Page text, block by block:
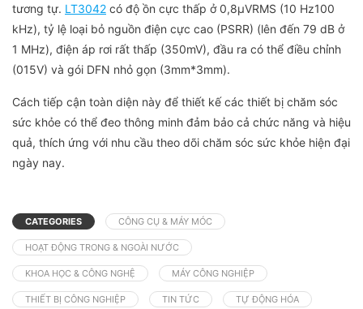
tương tự. LT3042 có độ ồn cực thấp ở 0,8µVRMS (10 Hz100
kHz), tỷ lệ loại bỏ nguồn điện cực cao (PSRR) (lên đến 79 dB ở
1 MHz), điện áp rơi rất thấp (350mV), đầu ra có thể điều chỉnh
(015V) và gói DFN nhỏ gọn (3mm*3mm).
Cách tiếp cận toàn diện này để thiết kế các thiết bị chăm sóc
sức khỏe có thể đeo thông minh đảm bảo cả chức năng và hiệu
quả, thích ứng với nhu cầu theo dõi chăm sóc sức khỏe hiện đại
ngày nay.
CATEGORIES CÔNG CỤ & MÁY MÓC
HOẠT ĐỘNG TRONG & NGOÀI NƯỚC
KHOA HỌC & CÔNG NGHỆ MÁY CÔNG NGHIỆP
THIẾT BỊ CÔNG NGHIỆP TIN TỨC TỰ ĐỘNG HÓA